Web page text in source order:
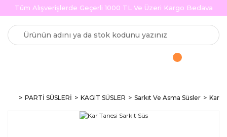
Tüm Alışverişlerde Geçerli 1000 TL Ve Üzeri Kargo Bedava
PARTİ SÜSLERİ KAGIT SÜSLER Sarkıt Ve Asma Süsler Kar